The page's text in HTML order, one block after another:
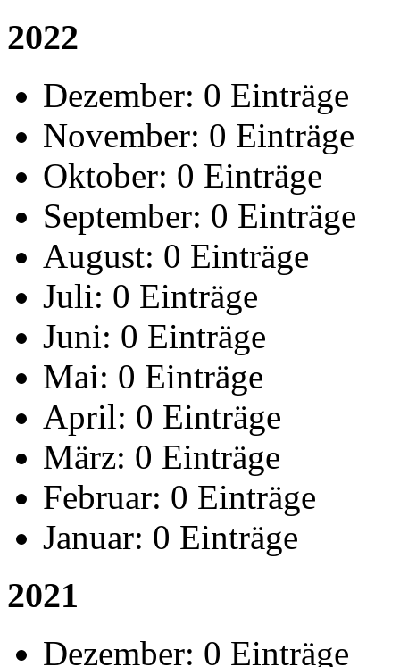
2022
Dezember: 0 Einträge
November: 0 Einträge
Oktober: 0 Einträge
September: 0 Einträge
August: 0 Einträge
Juli: 0 Einträge
Juni: 0 Einträge
Mai: 0 Einträge
April: 0 Einträge
März: 0 Einträge
Februar: 0 Einträge
Januar: 0 Einträge
2021
Dezember: 0 Einträge